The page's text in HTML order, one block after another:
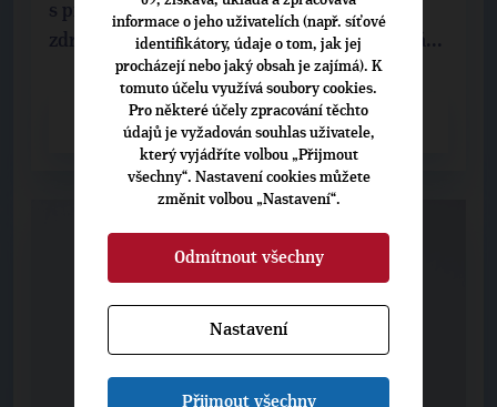
s programem nazvaným Středočeský kraj –
zdravé srdce Čech. Co v tomto programu jevá...
CELÝ ČLÁNEK
informace o jeho uživatelích (např. síťové
identifikátory, údaje o tom, jak jej
procházejí nebo jaký obsah je zajímá). K
tomuto účelu využívá soubory cookies.
Pro některé účely zpracování těchto
údajů je vyžadován souhlas uživatele,
který vyjádříte volbou „Přijmout
všechny“. Nastavení cookies můžete
změnit volbou „Nastavení“.
Odmítnout všechny
Nastavení
Přijmout všechny